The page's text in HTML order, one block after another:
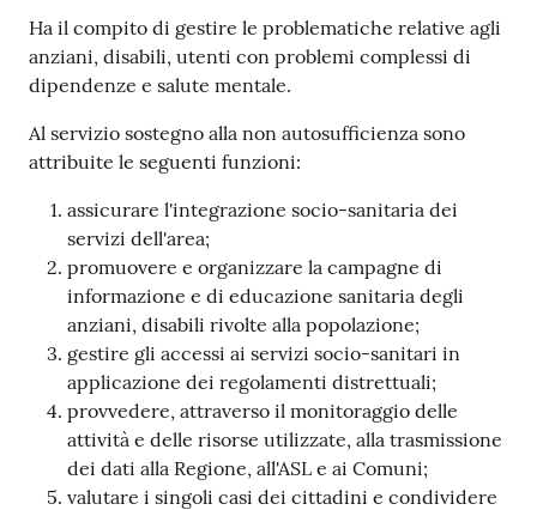
TERRA
Tutti
argomenti...
Seguici
Ha il compito di gestire le problematiche relative agli
anziani, disabili, utenti con problemi complessi di
dipendenze e salute mentale.
Al servizio sostegno alla non autosufficienza sono
attribuite le seguenti funzioni:
assicurare l'integrazione socio-sanitaria dei
servizi dell'area;
promuovere e organizzare la campagne di
informazione e di educazione sanitaria degli
anziani, disabili rivolte alla popolazione;
gestire gli accessi ai servizi socio-sanitari in
applicazione dei regolamenti distrettuali;
provvedere, attraverso il monitoraggio delle
attività e delle risorse utilizzate, alla trasmissione
dei dati alla Regione, all'ASL e ai Comuni;
valutare i singoli casi dei cittadini e condividere